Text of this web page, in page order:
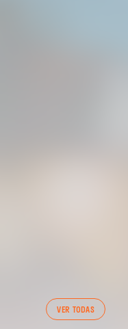
VER TODAS